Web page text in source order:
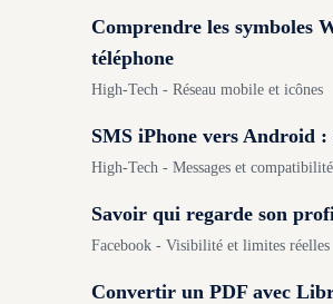
Comprendre les symboles
téléphone
High-Tech - Réseau mobile et icônes
SMS iPhone vers Android :
High-Tech - Messages et compatibilité
Savoir qui regarde son
Facebook - Visibilité et limites réelles
Convertir un PDF avec